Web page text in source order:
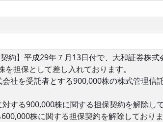
約】平成29年７月13日付で、大和証券株
担保として差し入れております。
社を受託者とする900,000株の株式管理信
する900,000株に関する担保契約を解除して
株に関する担保契約を解除しておりま